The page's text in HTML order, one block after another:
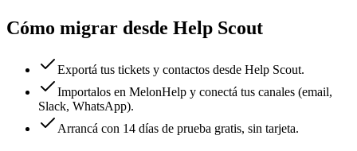
Cómo migrar desde Help Scout
Exportá tus tickets y contactos desde Help Scout.
Importalos en MelonHelp y conectá tus canales (email,
Slack, WhatsApp).
Arrancá con 14 días de prueba gratis, sin tarjeta.